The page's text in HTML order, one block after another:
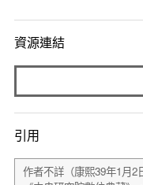
資源連結
引用